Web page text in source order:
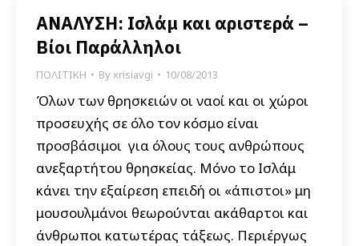
ΑΝΑΛΥΣΗ: Ισλάμ και αριστερά –
Βίοι Παράλληλοι
ΠΟΛΙΤΙΚΗ Byxrisiavgi 10/08/2013
Όλων των θρησκειών οι ναοί και οι χώροι
προσευχής σε όλο τον κόσμο είναι
προσβάσιμοι για όλους τους ανθρώπους
ανεξαρτήτου θρησκείας. Μόνο το Ισλάμ
κάνει την εξαίρεση επειδή οι «άπιστοι» μη
μουσουλμάνοι θεωρούνται ακάθαρτοι και
άνθρωποι κατωτέρας τάξεως. Περιέργως